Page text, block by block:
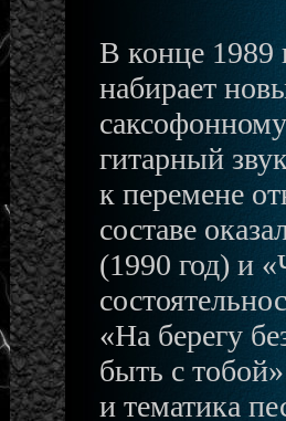
В конце 1989
набирает
гитарный
к перемене
составе
(1990 год) и
«На берегу
быть с
и тематика